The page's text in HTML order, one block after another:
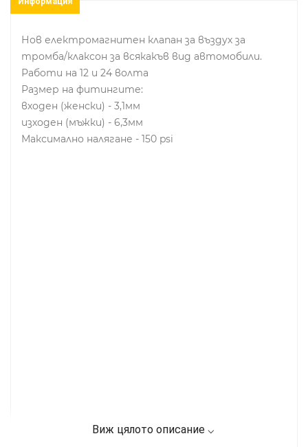
Нов електромагнитен клапан за въздух за
тромба/клаксон за всякакъв вид автомобили.
Работи на 12 и 24 волта
Размер на фитингите:
входен (женски) - 3,1мм
изходен (мъжки) - 6,3мм
Максимално налягане - 150 psi